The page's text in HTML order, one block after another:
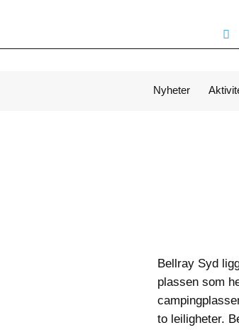
Nyheter
Bellray Syd
plassen som
to leiligheter.